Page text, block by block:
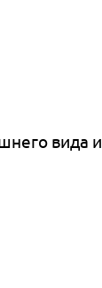
вида и